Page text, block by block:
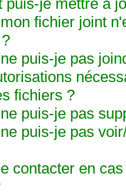
puis-je mettre à
fichier joint
puis-je pas
fichiers ?
puis-je pas
puis-je pas
contacter en